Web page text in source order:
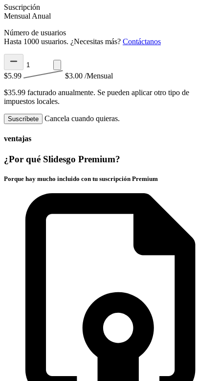
Suscripción
Mensual Anual
Número de usuarios
Hasta 1000 usuarios. ¿Necesitas más? Contáctanos
$5.99 $3.00 /Mensual
$35.99 facturado anualmente. Se pueden aplicar otro tipo de
impuestos locales.
Suscríbete Cancela cuando quieras.
ventajas
¿Por qué Slidesgo Premium?
Porque hay mucho incluido con tu suscripción Premium